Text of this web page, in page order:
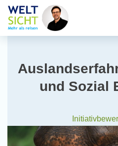
und Sozial